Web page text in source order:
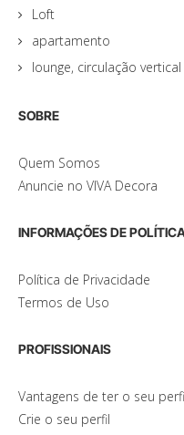
Loft
apartamento
lounge, circulação vertical
SOBRE
Quem Somos
Anuncie no VIVA Decora
INFORMAÇÕES DE
Política de Privacidade
Termos de Uso
PROFISSIONAIS
Vantagens de ter o seu
Crie o seu perfil